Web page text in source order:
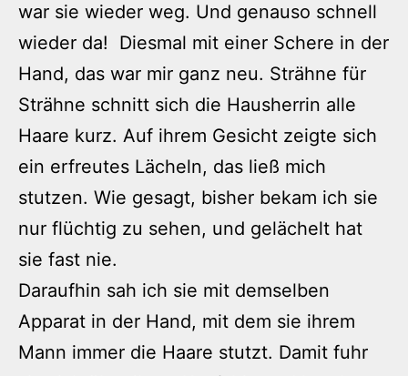
war sie wieder weg. Und genauso schnell
wieder da! Diesmal mit einer Schere in der
Hand, das war mir ganz neu. Strähne für
Strähne schnitt sich die Hausherrin alle
Haare kurz. Auf ihrem Gesicht zeigte sich
ein erfreutes Lächeln, das ließ mich
stutzen. Wie gesagt, bisher bekam ich sie
nur flüchtig zu sehen, und gelächelt hat
sie fast nie.
Daraufhin sah ich sie mit demselben
Apparat in der Hand, mit dem sie ihrem
Mann immer die Haare stutzt. Damit fuhr